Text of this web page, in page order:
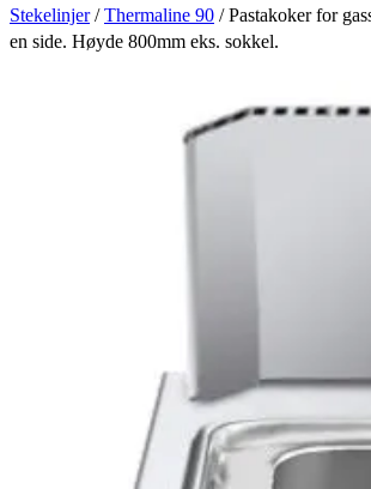
Stekelinjer/Thermaline 90 / Pastakoker for
en side. Høyde 800mm eks. sokkel.